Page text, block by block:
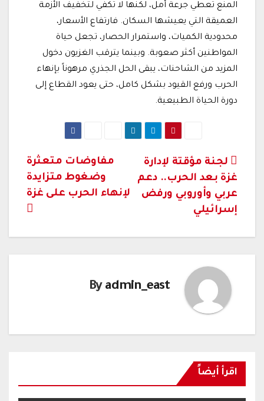
المنع تعطي جرعة أمل، لكنها لا تكفي لتخفيف الأزمة
العميقة التي يعيشها السكان. فارتفاع الأسعار،
محدودية الكميات، واستمرار الحصار، تجعل حياة
المواطنين أكثر صعوبة. وبينما يترقب الغزيون دخول
المزيد من الشاحنات، يبقى الحل الجذري مرهوناً بإنهاء
الحرب ورفع القيود بشكل كامل، حتى يعود القطاع إلى
دورة الحياة الطبيعية.
تصفّح
المقالات
مفاوضات متعثرة
وضغوط متزايدة
لإنهاء الحرب على غزة
لجنة مؤقتة لإدارة
غزة بعد الحرب.. دعم
عربي وأوروبي ورفض
إسرائيلي
By admin_east
اقرأ أيضاً